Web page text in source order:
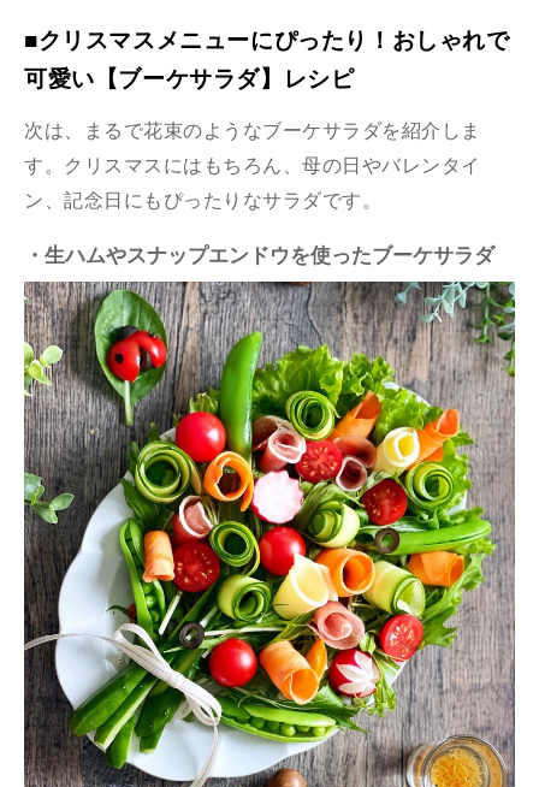
■クリスマスメニューにぴったり！おしゃれで
可愛い【ブーケサラダ】レシピ
次は、まるで花束のようなブーケサラダを紹介しま
す。クリスマスにはもちろん、母の日やバレンタイ
ン、記念日にもぴったりなサラダです。
・生ハムやスナップエンドウを使ったブーケサラダ